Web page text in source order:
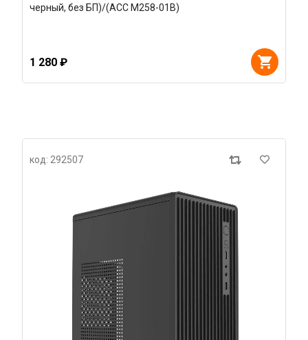
черный, без БП)/(ACC M258-01B)
1 280 ₽
код: 292507